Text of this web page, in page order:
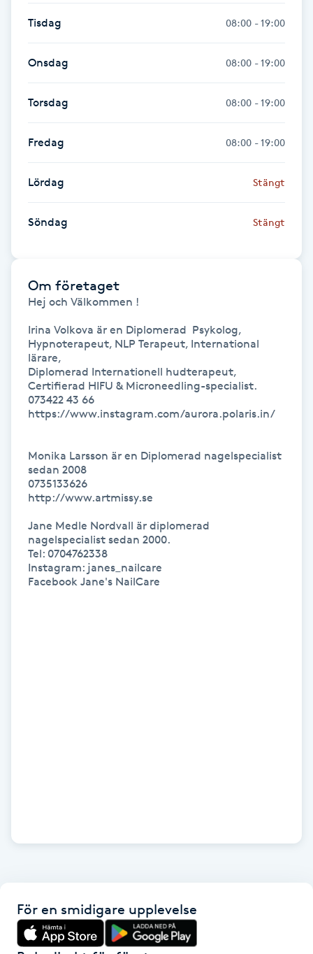
Klippning ungdom
Koppningsmassage
Kosmetisk tatuering
Kostrådgivning
Kroppsinpackning
Kroppspeeling
Kärlbehandling
Laserbehandling
Lashlift Keratin
Liktornar
LPG-behandling
Medicinsk massage
Tisdag 08:00 - 19:00
Onsdag 08:00 - 19:00
Torsdag 08:00 - 19:00
Fredag 08:00 - 19:00
Lördag Stängt
Söndag Stängt
Om företaget
Hej och Välkommen !
Irina Volkova är en Diplomerad  Psykolog,
Hypnoterapeut, NLP Terapeut, International
lärare,
Diplomerad Internationell hudterapeut,
Certifierad HIFU & Microneedling-specialist.
073422 43 66
https://www.instagram.com/aurora.polaris.in/
Monika Larsson är en Diplomerad nagelspecialist
sedan 2008
0735133626
http://www.artmissy.se
Jane Medle Nordvall är diplomerad
nagelspecialist sedan 2000.
Tel: 0704762338
Instagram: janes_nailcare
Facebook Jane's NailCare
För en smidigare upplevelse